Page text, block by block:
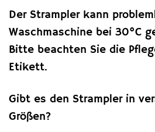
Der Strampler kann
Waschmaschine bei 30°C
Bitte beachten Sie die
Etikett.
Gibt es den Strampler in
Größen?